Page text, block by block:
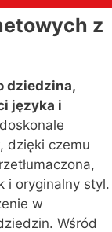
z
dziedzina,
języka i
dzięki czemu
i oryginalny styl.
w
Wśród